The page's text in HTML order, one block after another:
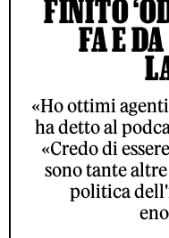
FINITO
FA E
«Ho ottimi
ha detto al
«Credo di
sono tante
politica